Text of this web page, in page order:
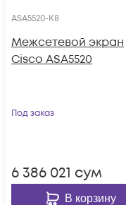
ASA5520-K8
Межсетевой экран
Cisco ASA5520
Под заказ
6 386 021 сум
В корзину